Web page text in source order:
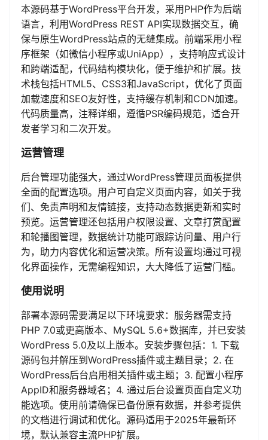
本源码基于WordPress平台开发，采用PHP作为后端
语言，利用WordPress REST API实现数据交互，确
保与原生WordPress站点的无缝集成。前端采用小程
序框架（如微信小程序或UniApp），支持响应式设计
和跨端适配，代码结构模块化，便于维护和扩展。技
术栈包括HTML5、CSS3和JavaScript，优化了页面
加载速度和SEO友好性，支持缓存机制和CDN加速。
代码质量高，注释详细，遵循PSR编码规范，适合开
发者学习和二次开发。
运营管理
后台管理功能强大，通过WordPress管理员面板提供
全面的配置选项。用户可自定义页面内容，如关于我
们、免责声明和友情链接，支持动态数据更新和实时
预览。运营管理还包括用户权限设置、文章打赏配置
和轮播图管理，数据统计功能可跟踪访问量、用户行
为，助力内容优化和运营决策。所有设置均通过可视
化界面操作，无需编程知识，大大降低了运营门槛。
使用说明
部署本源码需要满足以下环境要求：服务器需支持
PHP 7.0或更高版本、MySQL 5.6+数据库，并已安装
WordPress 5.0及以上版本。安装步骤包括：1. 下载
源码包并解压到WordPress插件或主题目录；2. 在
WordPress后台启用相关插件或主题；3. 配置小程序
AppID和服务器域名；4. 通过后台设置页面自定义功
能选项。使用前请确保已备份原有数据，并参考提供
的文档进行调试和优化。源码适用于2025年最新环
境，默认兼容主流PHP扩展。